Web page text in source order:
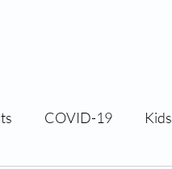
COVID-19 Kids